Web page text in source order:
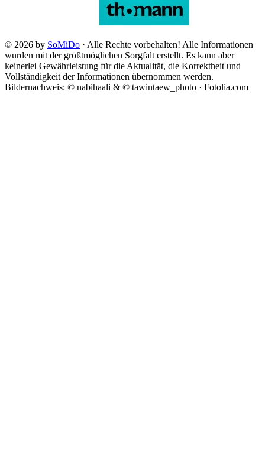
© 2026 by SoMiDo · Alle Rechte vorbehalten! Alle Informationen
wurden mit der größtmöglichen Sorgfalt erstellt. Es kann aber
keinerlei Gewährleistung für die Aktualität, die Korrektheit und
Vollständigkeit der Informationen übernommen werden.
Bildernachweis: © nabihaali & © tawintaew_photo · Fotolia.com